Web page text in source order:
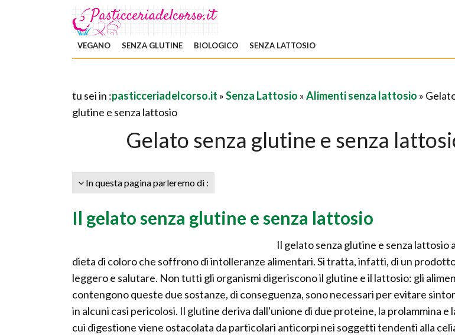
VEGANO SENZA GLUTINE BIOLOGICO SENZA LATTOSIO
tu sei in :pasticceriadelcorso.it »Senza Lattosio »Alimenti senza lattosio »
glutine e senza lattosio
Gelato senza glutine e senza
In questa pagina parleremo di :
Il gelato senza glutine e senza lattosio
Il gelato senza glutine e senza lattosio
dieta di coloro che soffrono di intolleranze alimentari. Si tratta, infatti, di un
leggero e salutare. Non tutti gli organismi digeriscono il glutine e il lattosio: gli
contengono queste due sostanze, di conseguenza, sono necessari per evitare
in alcuni casi pericolosi. Il glutine deriva dall'unione di due proteine, la prolammina e
cui digestione viene ostacolata da particolari anticorpi nei soggetti tendenti alla